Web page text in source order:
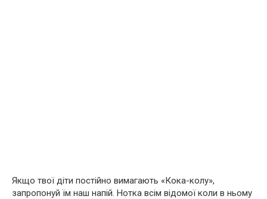
Якщо твої діти постійно вимагають «Кока-колу»,
запропонуй їм наш напій. Нотка всім відомої коли в ньому